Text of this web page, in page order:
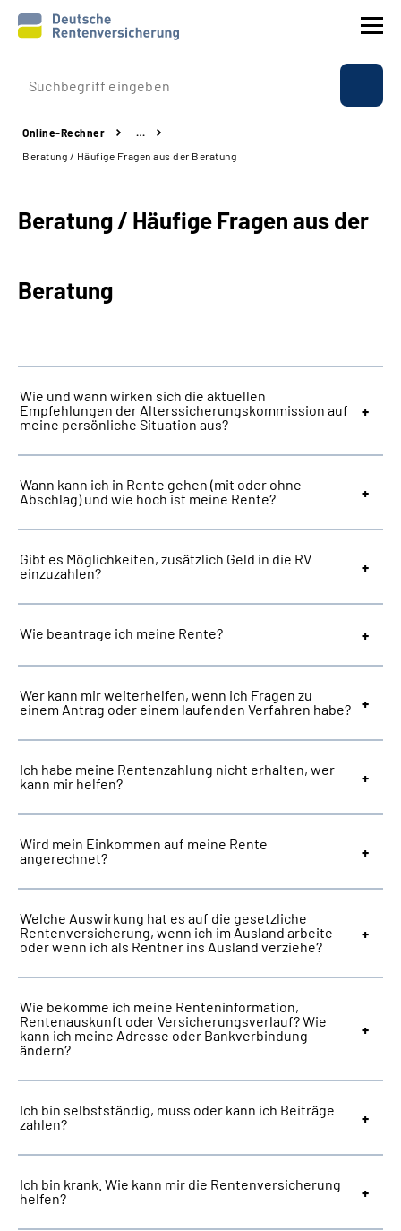
Prävention
Reha
Experten
Online-Services
Language
Mein Kundenportal
Online-Rechner
…
Beratung / Häufige Fragen aus der Beratung
Beratung / Häufige Fragen aus der
Beratung
Wie und wann wirken sich die aktuellen
Empfehlungen der Alterssicherungskommission auf
meine persönliche Situation aus?
Wann kann ich in Rente gehen (mit oder ohne
Abschlag) und wie hoch ist meine Rente?
Gibt es Möglichkeiten, zusätzlich Geld in die RV
einzuzahlen?
Wie beantrage ich meine Rente?
Wer kann mir weiterhelfen, wenn ich Fragen zu
einem Antrag oder einem laufenden Verfahren habe?
Ich habe meine Rentenzahlung nicht erhalten, wer
kann mir helfen?
Wird mein Einkommen auf meine Rente
angerechnet?
Welche Auswirkung hat es auf die gesetzliche
Rentenversicherung, wenn ich im Ausland arbeite
oder wenn ich als Rentner ins Ausland verziehe?
Wie bekomme ich meine Renteninformation,
Rentenauskunft oder Versicherungsverlauf? Wie
kann ich meine Adresse oder Bankverbindung
ändern?
Ich bin selbstständig, muss oder kann ich Beiträge
zahlen?
Ich bin krank. Wie kann mir die Rentenversicherung
helfen?